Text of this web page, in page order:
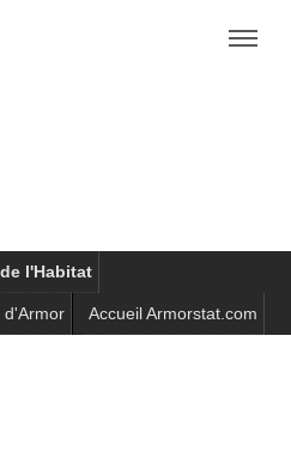
l'Habitat
d'Armor Accueil Armorstat.com